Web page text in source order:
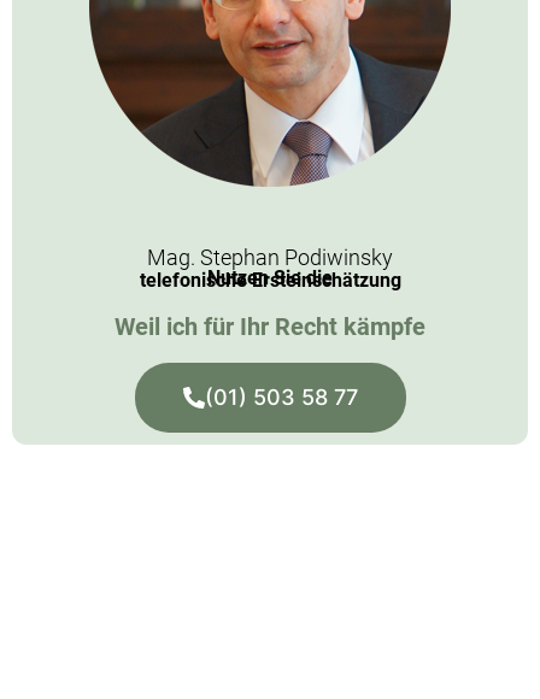
Mag. Stephan Podiwinsky
Nutzen Sie die
telefonische Ersteinschätzung
Weil ich für Ihr Recht kämpfe
(01) 503 58 77